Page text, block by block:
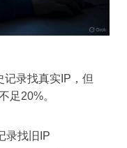
录找真实IP，但
足20%。
录找旧IP